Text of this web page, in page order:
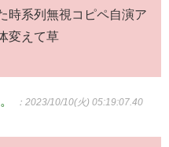
時系列無視コピペ自演ア
変えて草
：2023/10/10(火) 05:19:07.40